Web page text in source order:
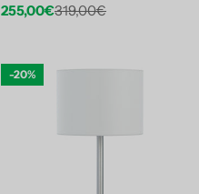
Etuhinta
255,00€
Normaalihinta
319,00€
-20%